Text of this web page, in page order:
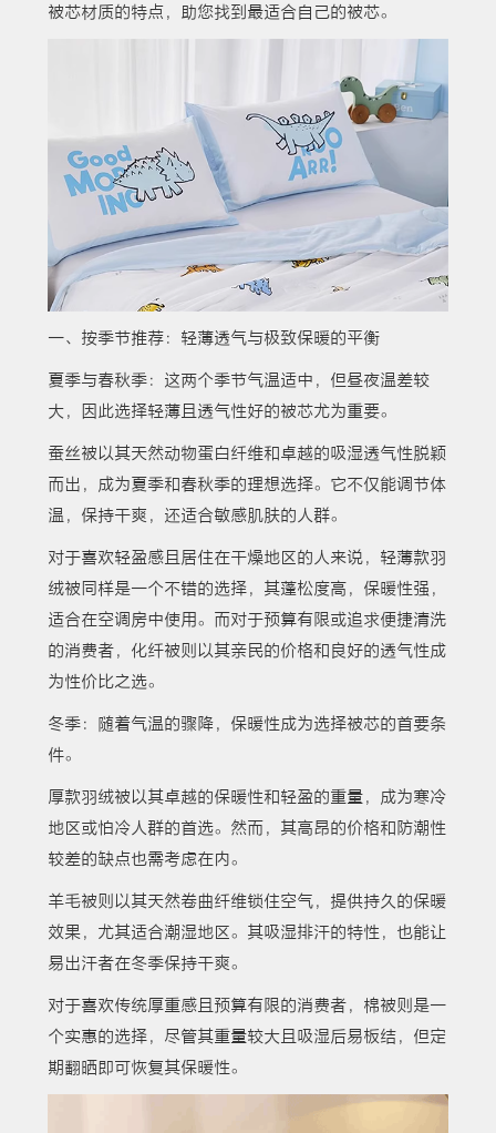
被芯材质的特点，助您找到最适合自己的被芯。
一、按季节推荐：轻薄透气与极致保暖的平衡
夏季与春秋季：这两个季节气温适中，但昼夜温差较
大，因此选择轻薄且透气性好的被芯尤为重要。
蚕丝被以其天然动物蛋白纤维和卓越的吸湿透气性脱颖
而出，成为夏季和春秋季的理想选择。它不仅能调节体
温，保持干爽，还适合敏感肌肤的人群。
对于喜欢轻盈感且居住在干燥地区的人来说，轻薄款羽
绒被同样是一个不错的选择，其蓬松度高，保暖性强，
适合在空调房中使用。而对于预算有限或追求便捷清洗
的消费者，化纤被则以其亲民的价格和良好的透气性成
为性价比之选。
冬季：随着气温的骤降，保暖性成为选择被芯的首要条
件。
厚款羽绒被以其卓越的保暖性和轻盈的重量，成为寒冷
地区或怕冷人群的首选。然而，其高昂的价格和防潮性
较差的缺点也需考虑在内。
羊毛被则以其天然卷曲纤维锁住空气，提供持久的保暖
效果，尤其适合潮湿地区。其吸湿排汗的特性，也能让
易出汗者在冬季保持干爽。
对于喜欢传统厚重感且预算有限的消费者，棉被则是一
个实惠的选择，尽管其重量较大且吸湿后易板结，但定
期翻晒即可恢复其保暖性。